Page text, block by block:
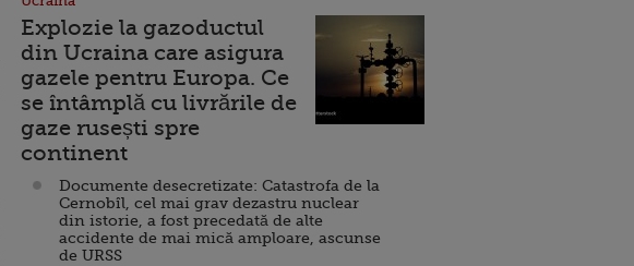
Explozie la gazoductul
din Ucraina care asigura
gazele pentru Europa. Ce
se întâmplă cu livrările de
gaze rusești spre
continent
Documente desecretizate: Catastrofa de la
Cernobîl, cel mai grav dezastru nuclear
din istorie, a fost precedată de alte
accidente de mai mică amploare, ascunse
de URSS